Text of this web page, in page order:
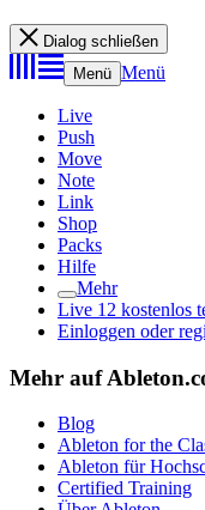
Dialog schließen
Menü Menü
Live
Push
Move
Note
Link
Shop
Packs
Hilfe
Mehr
Live 12 kostenlos
Einloggen oder
Mehr auf
Blog
Ableton for the
Ableton für
Certified Training